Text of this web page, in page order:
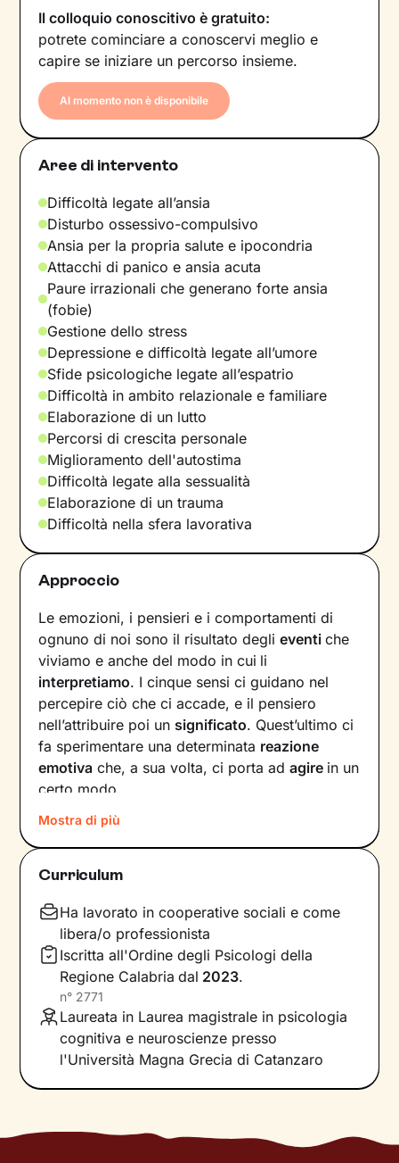
Il colloquio conoscitivo è gratuito:
potrete cominciare a conoscervi meglio e
capire se iniziare un percorso insieme.
Al momento non è disponibile
Aree di intervento
Difficoltà legate all’ansia
Disturbo ossessivo-compulsivo
Ansia per la propria salute e ipocondria
Attacchi di panico e ansia acuta
Paure irrazionali che generano forte ansia
(fobie)
Gestione dello stress
Depressione e difficoltà legate all’umore
Sfide psicologiche legate all’espatrio
Difficoltà in ambito relazionale e familiare
Elaborazione di un lutto
Percorsi di crescita personale
Miglioramento dell'autostima
Difficoltà legate alla sessualità
Elaborazione di un trauma
Difficoltà nella sfera lavorativa
Approccio
Le emozioni, i pensieri e i comportamenti di
ognuno di noi sono il risultato deglieventiche
viviamo e anche del modo in cui li
interpretiamo. I cinque sensi ci guidano nel
percepire ciò che ci accade, e il pensiero
nell’attribuire poi un significato. Quest’ultimo ci
fa sperimentare una determinata reazione
emotiva che, a sua volta, ci porta adagire in un
certo modo.
Col passare del tempo possono crearsi circoli
virtuosi ma anche viziosi, che ci allontanano dal
benessere e dalla persona che vorremmo
andando aintervenire su pensieri e
comportamentiin modo da innescare un
cambiamento positivo.
Nei nostri incontri andremo prima di tutto a
indagare quali siano gli elementi che
influenzano l’interpretazione degli eventi della
tua vita. Una volta acquisita questa
, ci dedicheremo a un
potenziamento delle tue risorse internee
raggiungere i tuoi obiettivi specifici.
Mostra di più
Curriculum
Ha lavorato in cooperative sociali e come
libera/o professionista
Iscritta all'Ordine degli Psicologi della
Regione Calabria dal 2023.
n° 2771
Laureata in Laurea magistrale in psicologia
cognitiva e neuroscienze presso
l'Università Magna Grecia di Catanzaro